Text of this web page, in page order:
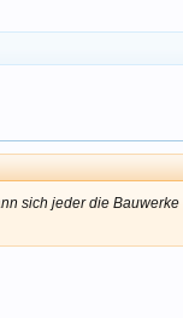
sich jeder die Bauwerke